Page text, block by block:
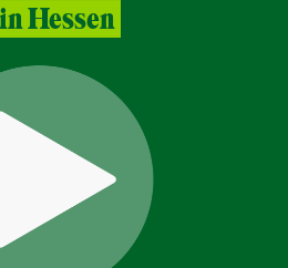
Hessen